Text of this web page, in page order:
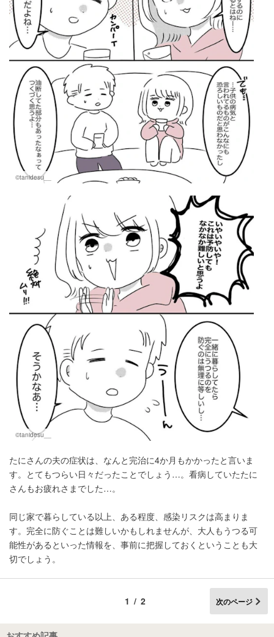
©tanidesu__
©tanidesu__
たにさんの夫の症状は、なんと完治に4か月もかかったと言いま
す。とてもつらい日々だったことでしょう…。看病していたたに
さんもお疲れさまでした…。
同じ家で暮らしている以上、ある程度、感染リスクは高まりま
す。完全に防ぐことは難しいかもしれませんが、大人もうつる可
能性があるといった情報を、事前に把握しておくということも大
切でしょう。
1/2 次のページ